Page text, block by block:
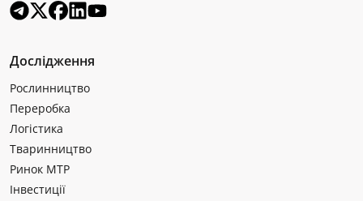
Дослідження
Рослинництво
Переробка
Логістика
Тваринництво
Ринок МТР
Інвестиції